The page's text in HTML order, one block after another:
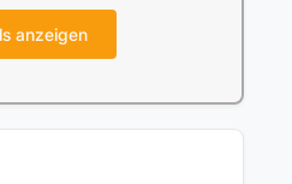
anzeigen